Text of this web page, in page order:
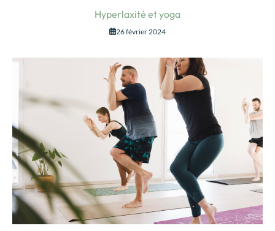
Hyperlaxité et yoga
26 février 2024